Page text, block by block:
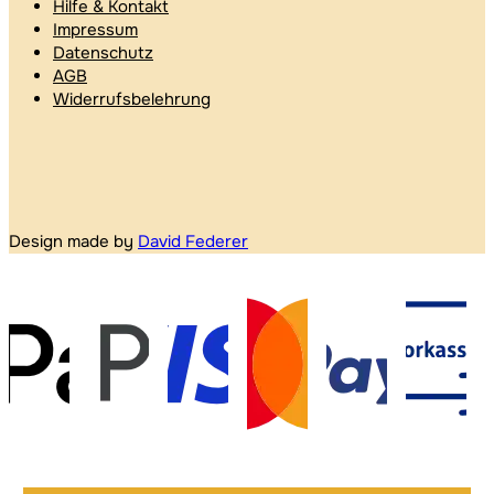
Hilfe & Kontakt
Impressum
Datenschutz
AGB
Widerrufsbelehrung
Design made by David Federer